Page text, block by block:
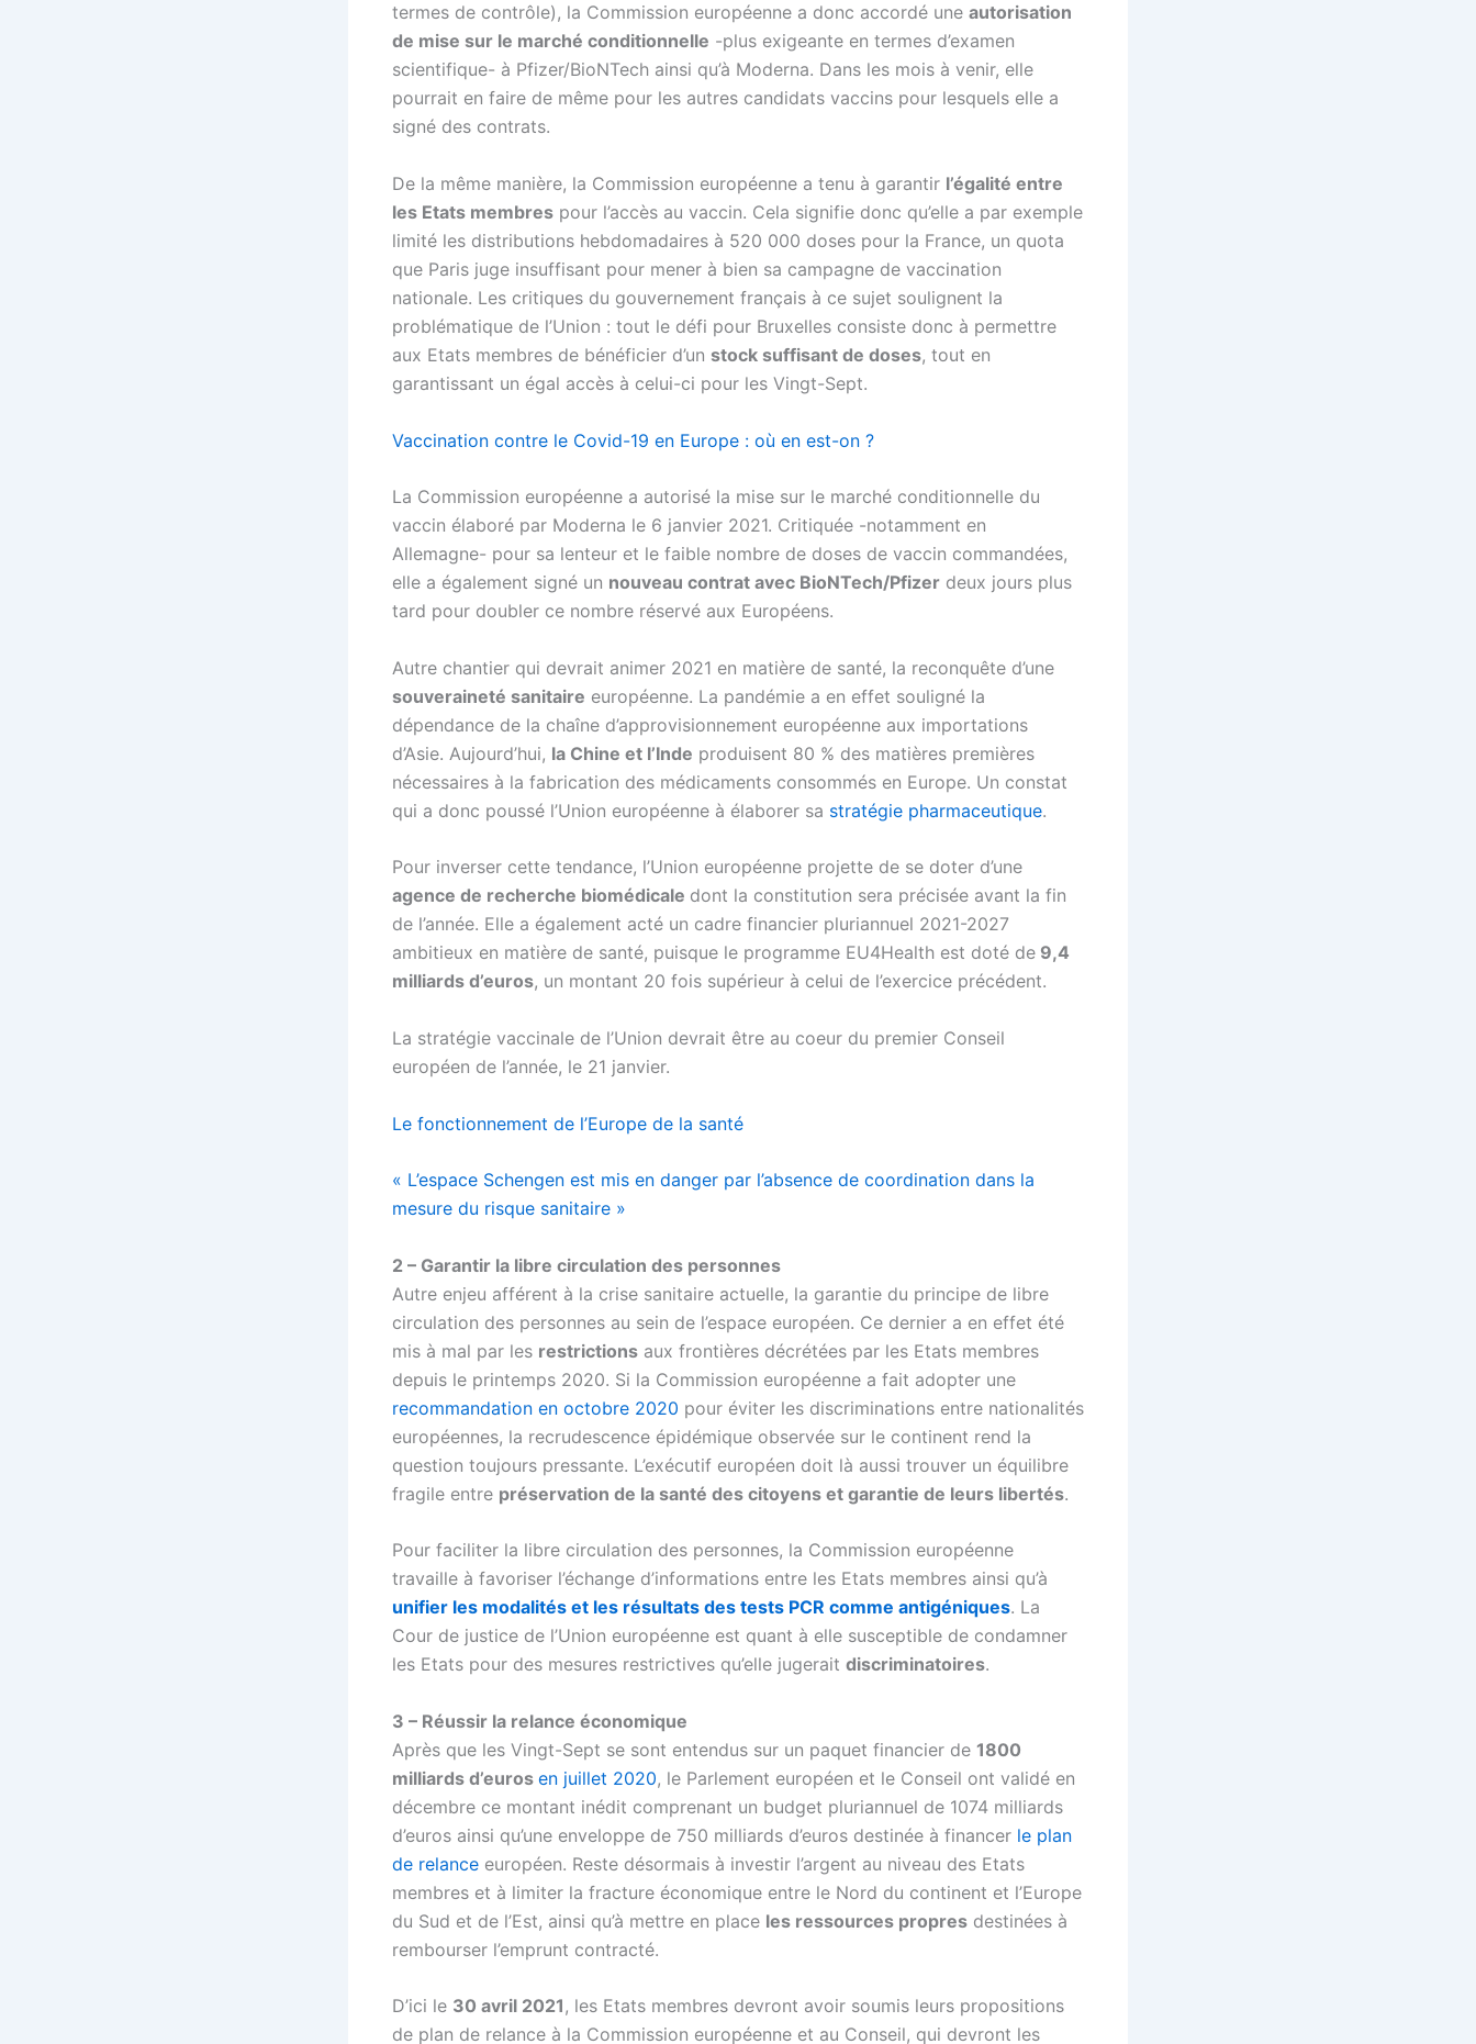
termes de contrôle), la Commission européenne a donc accordé une autorisation
de mise sur le marché conditionnelle -plus exigeante en termes d’examen
scientifique- à Pfizer/BioNTech ainsi qu’à Moderna. Dans les mois à venir, elle
pourrait en faire de même pour les autres candidats vaccins pour lesquels elle a
signé des contrats.
De la même manière, la Commission européenne a tenu à garantir l’égalité entre
les Etats membres pour l’accès au vaccin. Cela signifie donc qu’elle a par exemple
limité les distributions hebdomadaires à 520 000 doses pour la France, un quota
que Paris juge insuffisant pour mener à bien sa campagne de vaccination
nationale. Les critiques du gouvernement français à ce sujet soulignent la
problématique de l’Union : tout le défi pour Bruxelles consiste donc à permettre
aux Etats membres de bénéficier d’un stock suffisant de doses, tout en
garantissant un égal accès à celui-ci pour les Vingt-Sept.
Vaccination contre le Covid-19 en Europe : où en est-on ?
La Commission européenne a autorisé la mise sur le marché conditionnelle du
vaccin élaboré par Moderna le 6 janvier 2021. Critiquée -notamment en
Allemagne- pour sa lenteur et le faible nombre de doses de vaccin commandées,
elle a également signé un nouveau contrat avec BioNTech/Pfizer deux jours plus
tard pour doubler ce nombre réservé aux Européens.
Autre chantier qui devrait animer 2021 en matière de santé, la reconquête d’une
souveraineté sanitaire européenne. La pandémie a en effet souligné la
dépendance de la chaîne d’approvisionnement européenne aux importations
d’Asie. Aujourd’hui, la Chine et l’Inde produisent 80 % des matières premières
nécessaires à la fabrication des médicaments consommés en Europe. Un constat
qui a donc poussé l’Union européenne à élaborer sa stratégie pharmaceutique.
Pour inverser cette tendance, l’Union européenne projette de se doter d’une
agence de recherche biomédicale dont la constitution sera précisée avant la fin
de l’année. Elle a également acté un cadre financier pluriannuel 2021-2027
ambitieux en matière de santé, puisque le programme EU4Health est doté de 9,4
milliards d’euros, un montant 20 fois supérieur à celui de l’exercice précédent.
La stratégie vaccinale de l’Union devrait être au coeur du premier Conseil
européen de l’année, le 21 janvier.
Le fonctionnement de l’Europe de la santé
« L’espace Schengen est mis en danger par l’absence de coordination dans la
mesure du risque sanitaire »
2 – Garantir la libre circulation des personnes
Autre enjeu afférent à la crise sanitaire actuelle, la garantie du principe de libre
circulation des personnes au sein de l’espace européen. Ce dernier a en effet été
mis à mal par les restrictions aux frontières décrétées par les Etats membres
depuis le printemps 2020. Si la Commission européenne a fait adopter une
recommandation en octobre 2020 pour éviter les discriminations entre nationalités
européennes, la recrudescence épidémique observée sur le continent rend la
question toujours pressante. L’exécutif européen doit là aussi trouver un équilibre
fragile entre préservation de la santé des citoyens et garantie de leurs libertés.
Pour faciliter la libre circulation des personnes, la Commission européenne
travaille à favoriser l’échange d’informations entre les Etats membres ainsi qu’à
unifier les modalités et les résultats des tests PCR comme antigéniques. La
Cour de justice de l’Union européenne est quant à elle susceptible de condamner
les Etats pour des mesures restrictives qu’elle jugerait discriminatoires.
3 – Réussir la relance économique
Après que les Vingt-Sept se sont entendus sur un paquet financier de 1800
milliards d’euros en juillet 2020, le Parlement européen et le Conseil ont validé en
décembre ce montant inédit comprenant un budget pluriannuel de 1074 milliards
d’euros ainsi qu’une enveloppe de 750 milliards d’euros destinée à financer le plan
de relance européen. Reste désormais à investir l’argent au niveau des Etats
membres et à limiter la fracture économique entre le Nord du continent et l’Europe
du Sud et de l’Est, ainsi qu’à mettre en place les ressources propres destinées à
rembourser l’emprunt contracté.
D’ici le 30 avril 2021, les Etats membres devront avoir soumis leurs propositions
de plan de relance à la Commission européenne et au Conseil, qui devront les